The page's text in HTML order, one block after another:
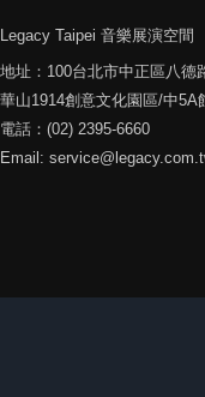
Legacy Taipei 音樂展演空間
地址：100台北市中正區八德
華山1914創意文化園區/中5A
電話：(02) 2395-6660
Email: